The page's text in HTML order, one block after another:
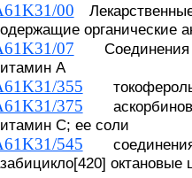
00
органические
07 Соединения
A
355
375
C; ее соли
545
октановые